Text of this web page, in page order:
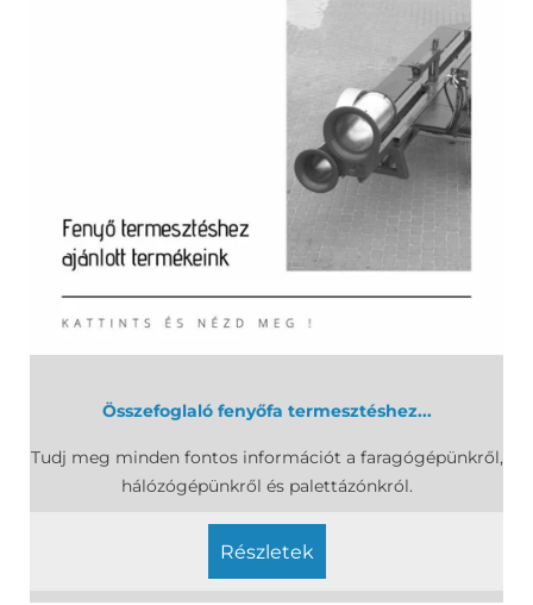
Összefoglaló fenyőfa termesztéshez...
Tudj meg minden fontos információt a faragógépünkről,
hálózógépünkről és palettázónkról.
részletek